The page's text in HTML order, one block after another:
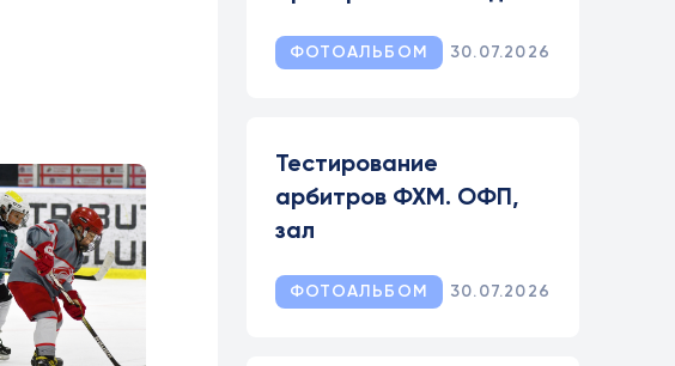
ФОТОАЛЬБОМ 30.07.2026
Тестирование
арбитров ФХМ. ОФП,
зал
ФОТОАЛЬБОМ 30.07.2026